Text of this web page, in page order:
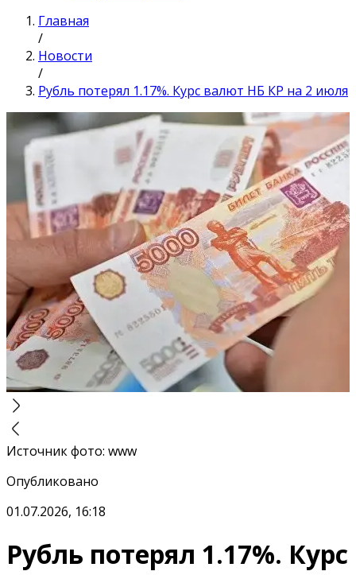
Главная
/
Новости
/
Рубль потерял 1.17%. Курс валют НБ КР на 2 июля
Источник фото: www
Опубликовано
01.07.2026, 16:18
Рубль потерял 1.17%. Курс